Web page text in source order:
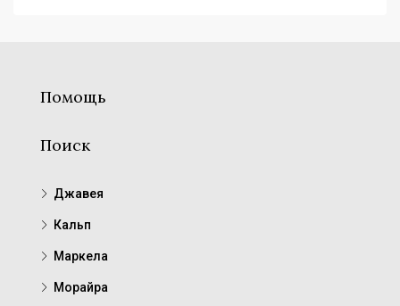
Помощь
Поиск
Джавея
Кальп
Маркела
Морайра